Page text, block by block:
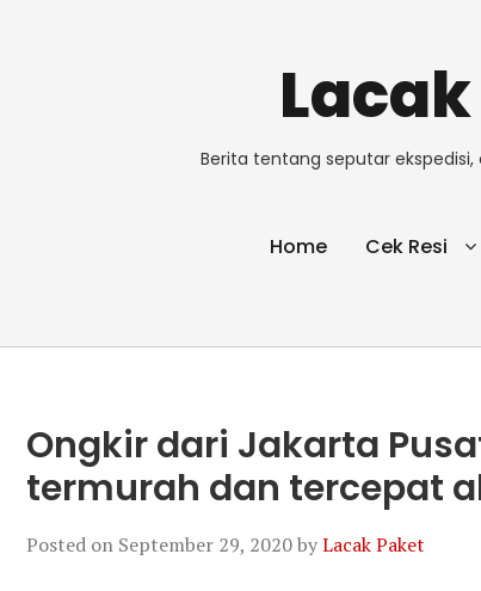
Berita tentang seputar
Home Cek Resi
Ongkir dari Jakarta
termurah dan tercepat
Posted on September 29, 2020byLacak Paket